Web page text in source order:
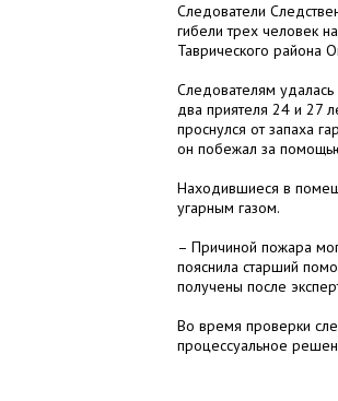
Следователи
гибели трех человек
Таврического района
Следователям
два приятеля 24 и 27
проснулся от запаха
он побежал за
Находившиеся в
угарным газом.
– Причиной пожара
пояснила старший
получены после
Во время проверки
процессуальное